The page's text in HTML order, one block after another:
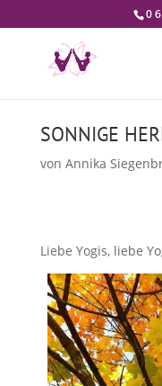
0
SONNIGE
von Annika
Liebe Yogis, liebe